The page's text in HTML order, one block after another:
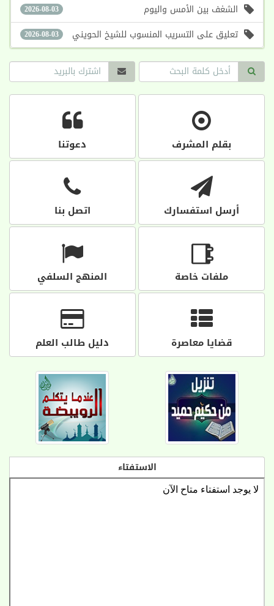
2026-08-03 الشغف بين الأمس واليوم
2026-08-03 تعليق على التسريب المنسوب للشيخ الحويني
بقلم المشرف دعوتنا
أرسل استفسارك اتصل بنا
ملفات خاصة المنهج السلفي
قضايا معاصرة دليل طالب العلم
الاستفتاء